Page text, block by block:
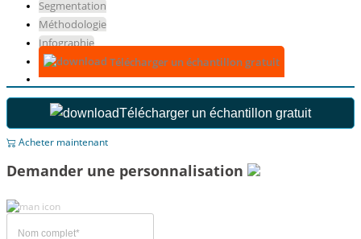
Segmentation
Méthodologie
Infographie
Télécharger un échantillon gratuit
Télécharger un échantillon gratuit
Acheter maintenant
Demander une personnalisation